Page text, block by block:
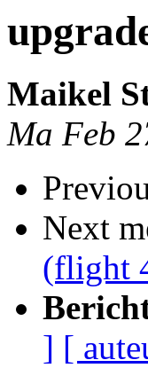
Maikel
Ma Feb
Next
(flight
] [